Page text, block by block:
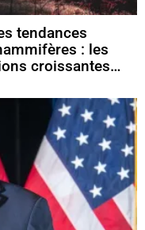
tendances
: les
croissantes…